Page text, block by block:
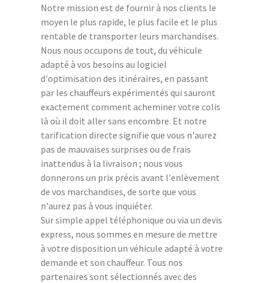
Notre mission est de fournir à nos clients le
moyen le plus rapide, le plus facile et le plus
rentable de transporter leurs marchandises.
Nous nous occupons de tout, du véhicule
adapté à vos besoins au logiciel
d'optimisation des itinéraires, en passant
par les chauffeurs expérimentés qui sauront
exactement comment acheminer votre colis
là où il doit aller sans encombre. Et notre
tarification directe signifie que vous n'aurez
pas de mauvaises surprises ou de frais
inattendus à la livraison ; nous vous
donnerons un prix précis avant l'enlèvement
de vos marchandises, de sorte que vous
n'aurez pas à vous inquiéter.
Sur simple appel téléphonique ou via un devis
express, nous sommes en mesure de mettre
à votre disposition un véhicule adapté à votre
demande et son chauffeur. Tous nos
partenaires sont sélectionnés avec des